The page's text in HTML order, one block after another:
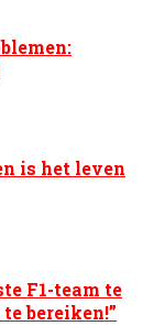
is het leven
F1-team te
bereiken!”